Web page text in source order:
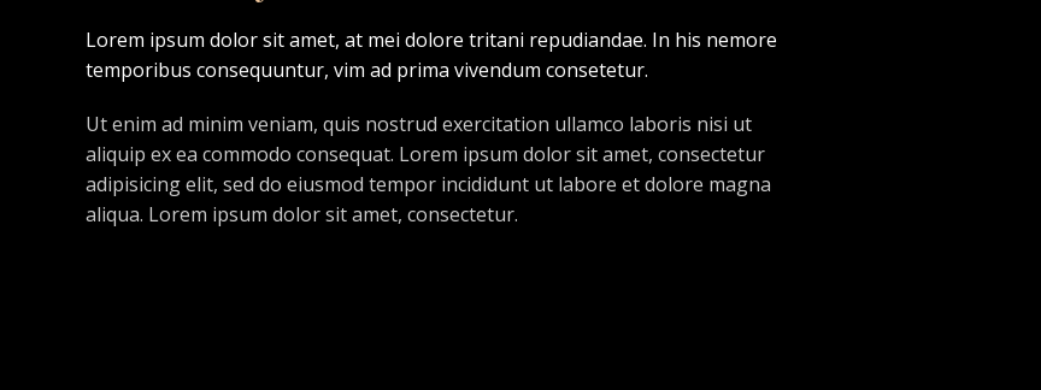
Lorem ipsum dolor sit amet, at mei dolore tritani repudiandae. In his nemore
temporibus consequuntur, vim ad prima vivendum consetetur.
Ut enim ad minim veniam, quis nostrud exercitation ullamco laboris nisi ut
aliquip ex ea commodo consequat. Lorem ipsum dolor sit amet, consectetur
adipisicing elit, sed do eiusmod tempor incididunt ut labore et dolore magna
aliqua. Lorem ipsum dolor sit amet, consectetur.